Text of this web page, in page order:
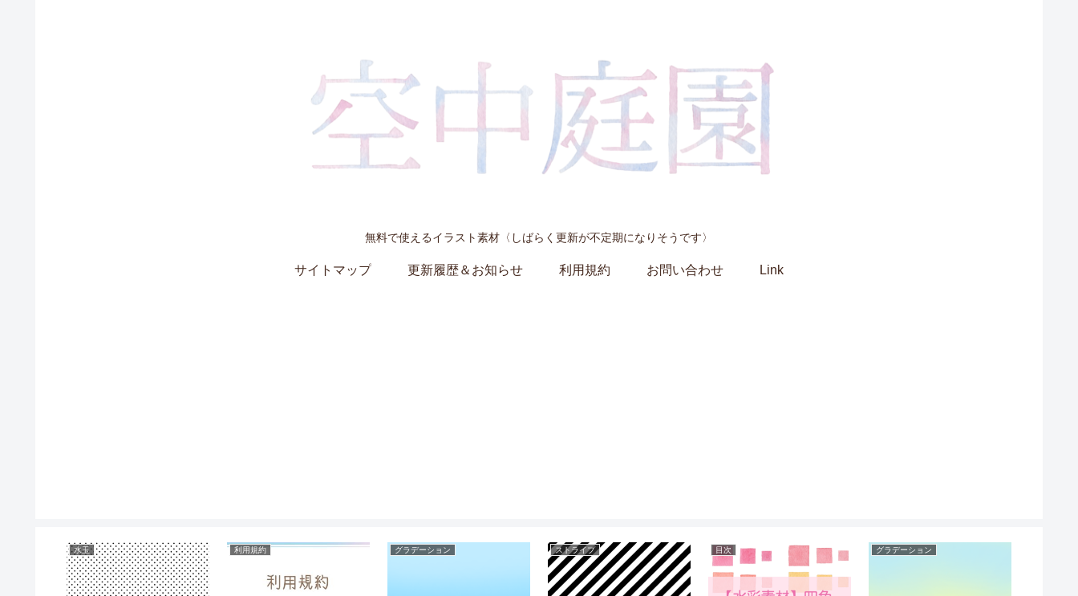
無料で使えるイラスト素材〈しばらく更新が不定期になりそうです〉
サイトマップ 更新履歴＆お知らせ 利用規約 お問い合わせ Link
水玉 利用規約 グラデーション ストライプ 目次 グラデーション